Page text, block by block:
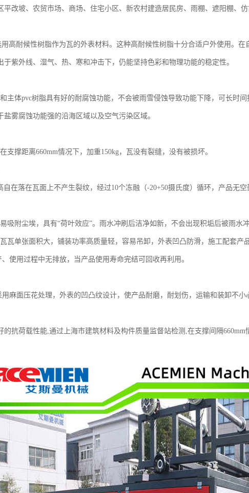
平改坡、农贸市场、商场、住宅小区、新农村建造居民房、雨棚、遮阳棚、仿
耐候性树脂作为瓦的外表材料。这种高耐候性树脂十分合适户外使用。在
于紫外线、湿气、热、寒和冲击下，仍能坚持色彩和物理功能的稳定性。
体pvc树脂具有好的耐腐蚀功能，不会被雨雪侵蚀导致功能下降，可长时间
盐雾腐蚀功能强的沿海区域以及空气污染区域。
撑距离660mm情况下，加重150kg，瓦没有裂缝，没有被损坏。
在落在瓦面上不产生裂纹，经过10个冻融（-20+50摄氏度）循环，产品无空
附尘埃，具有“荷叶效应”。雨水冲刷后洁净如新，不会出现积垢后被雨水冲
单张面积大，铺装功率高质量轻，容易吊卸，外表凹凸防滑，施工配套产
用过程中无排放，当产品使用寿命完结可回收再利用。
面压花处理，外表的凹凸纹设计，使产品耐磨，耐划伤，运输和装卸不小
的抗荷载性能,通过上海市建筑材料及构件质量监督站检测,在支撑间隔660mm